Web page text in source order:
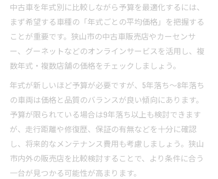
中古車を年式別に比較しながら予算を最適化するには、
まず希望する車種の「年式ごとの平均価格」を把握する
ことが重要です。狭山市の中古車販売店やカーセンサ
ー、グーネットなどのオンラインサービスを活用し、複
数年式・複数店舗の価格をチェックしましょう。
年式が新しいほど予算が必要ですが、5年落ち～8年落ち
の車両は価格と品質のバランスが良い傾向にあります。
予算が限られている場合は9年落ち以上も検討できます
が、走行距離や修復歴、保証の有無などを十分に確認
し、将来的なメンテナンス費用も考慮しましょう。狭山
市内外の販売店を比較検討することで、より条件に合う
一台が見つかる可能性が高まります。